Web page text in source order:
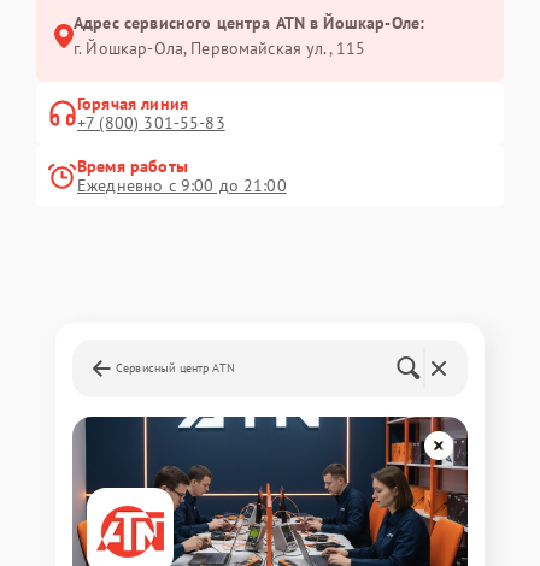
Адрес сервисного центра ATN в Йошкар-Оле:
г. Йошкар-Ола, Первомайская ул., 115
Горячая линия
+7 (800) 301-55-83
Время работы
Ежедневно с 9:00 до 21:00
Сервисный центр ATN